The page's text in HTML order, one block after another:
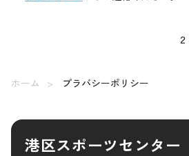
ホーム プラバシーポリシー
港区スポーツセンター